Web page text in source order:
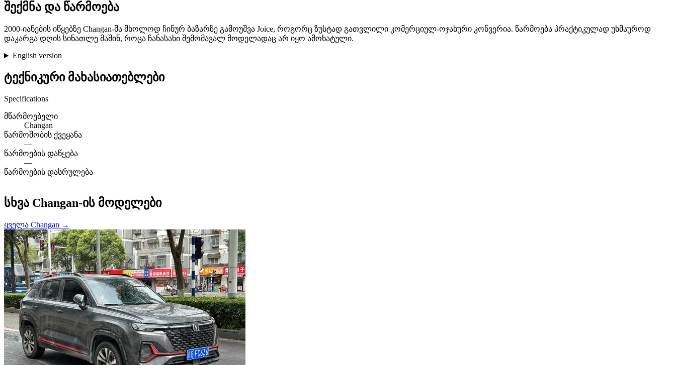
შექმნა და წარმოება
2000-იანების იწყებზე Changan-მა მხოლოდ ჩინურ ბაზარზე გამოუშვა Joice, როგორც ზუსტად გათვლილი კომერციულ-ოჯახური კონვერია. წარმოება პრაქტიკულად უხმაუროდ
დაკარგა დღის სინათლე მაშინ, როცა ჩანასახი შემომავალ მოდელადაც არ იყო ამოხატული.
English version
ტექნიკური მახასიათებლები
Specifications
მწარმოებელი
Changan
წარმოშობის ქვეყანა
—
წარმოების დაწყება
—
წარმოების დასრულება
—
სხვა Changan-ის მოდელები
ყველა Changan →